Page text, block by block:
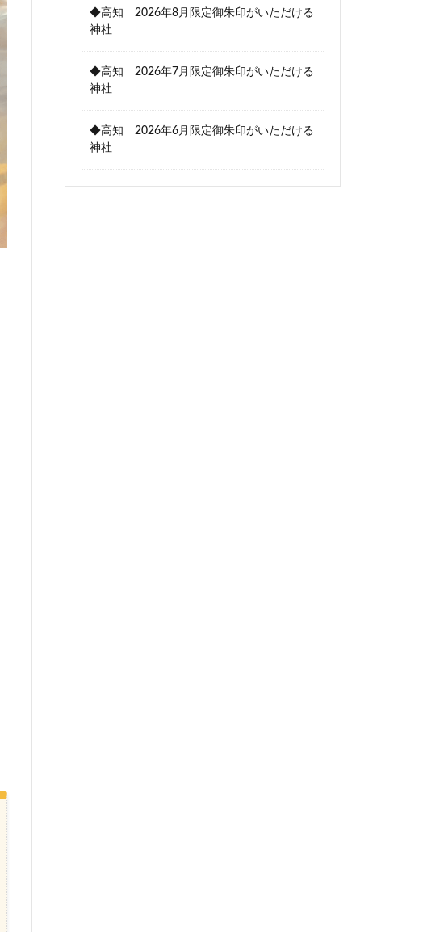
◆高知 2026年8月限定御朱印がいただける
神社
◆高知 2026年7月限定御朱印がいただける
神社
◆高知 2026年6月限定御朱印がいただける
神社